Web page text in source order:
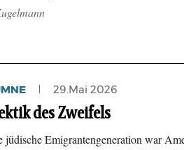
29.Mai 2026
des Zweifels
jüdische Emigrantengeneration war